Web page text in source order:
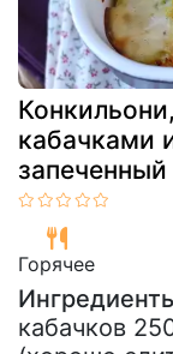
кабачками
Горячее
кабачков